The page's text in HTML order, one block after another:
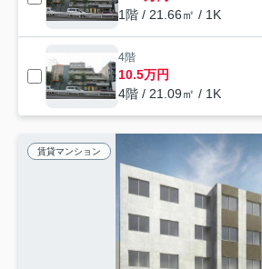
1階 / 21.66㎡ / 1K
4階
10.5万円
4階 / 21.09㎡ / 1K
賃貸マンション